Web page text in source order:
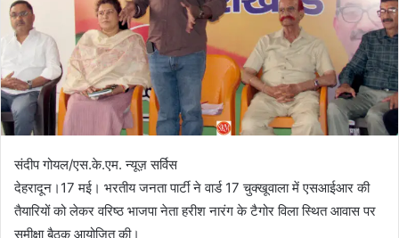
संदीप गोयल/एस.के.एम. न्यूज़ सर्विस
देहरादून।17 मई। भरतीय जनता पार्टी ने वार्ड 17 चुक्खूवाला में एसआईआर की
तैयारियों को लेकर वरिष्ठ भाजपा नेता हरीश नारंग के टैगोर विला स्थित आवास पर
समीक्षा बैठक आयोजित की।